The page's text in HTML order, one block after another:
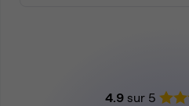
4.9sur 5